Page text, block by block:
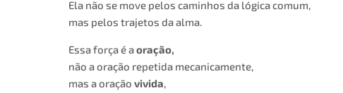
Ela não se move pelos caminhos da lógica comum,
mas pelos trajetos da alma.
Essa força é aoração,
não a oração repetida mecanicamente,
mas a oração vivida,